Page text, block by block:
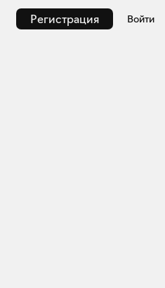
Регистрация Войти